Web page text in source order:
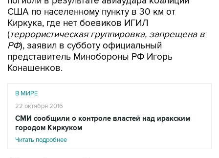
США по населенному пункту в 30 км от
Киркука, где нет боевиков ИГИЛ
(террористическая группировка, запрещена в
РФ), заявил в субботу официальный
представитель Минобороны РФ Игорь
Конашенков.
В МИРЕ
22 октября 2016
СМИ сообщили о контроле властей над иракским
городом Киркуком
Читать подробнее